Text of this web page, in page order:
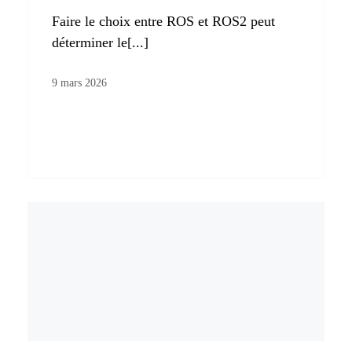
Faire le choix entre ROS et ROS2 peut
déterminer le[...]
9 mars 2026